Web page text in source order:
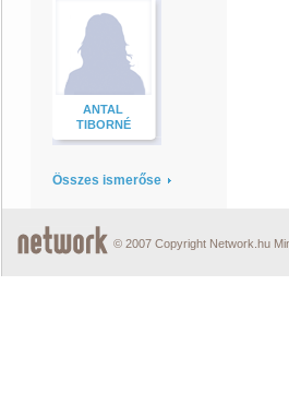
ANTAL
TIBORNÉ
Összes ismerőse
© 2007 Copyright Network.hu